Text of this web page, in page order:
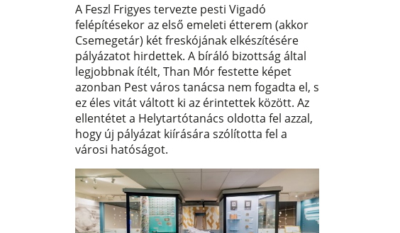
A Feszl Frigyes tervezte pesti Vigadó
felépítésekor az első emeleti étterem (akkor
Csemegetár) két freskójának elkészítésére
pályázatot hirdettek. A bíráló bizottság által
legjobbnak ítélt, Than Mór festette képet
azonban Pest város tanácsa nem fogadta el, s
ez éles vitát váltott ki az érintettek között. Az
ellentétet a Helytartótanács oldotta fel azzal,
hogy új pályázat kiírására szólította fel a
városi hatóságot.